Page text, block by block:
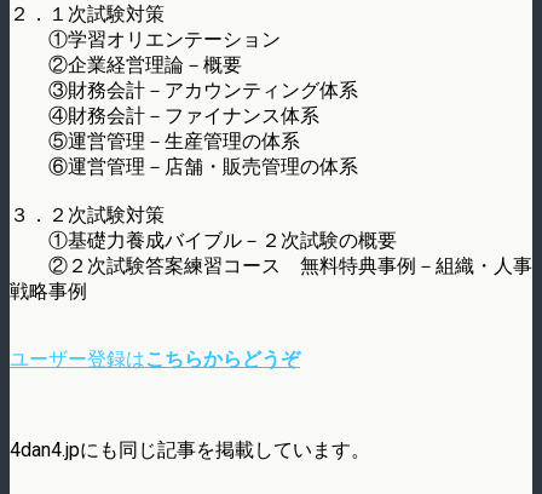
２．１次試験対策
①学習オリエンテーション
②企業経営理論－概要
③財務会計－アカウンティング体系
④財務会計－ファイナンス体系
⑤運営管理－生産管理の体系
⑥運営管理－店舗・販売管理の体系
３．２次試験対策
①基礎力養成バイブル－２次試験の概要
②２次試験答案練習コース 無料特典事例－組織・人事
戦略事例
ユーザー登録はこちらからどうぞ
4dan4.jpにも同じ記事を掲載しています。